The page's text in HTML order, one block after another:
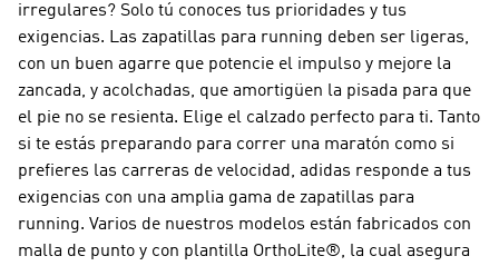
irregulares? Solo tú conoces tus prioridades y tus
exigencias. Las zapatillas para running deben ser ligeras,
con un buen agarre que potencie el impulso y mejore la
zancada, y acolchadas, que amortigüen la pisada para que
el pie no se resienta. Elige el calzado perfecto para ti. Tanto
si te estás preparando para correr una maratón como si
prefieres las carreras de velocidad, adidas responde a tus
exigencias con una amplia gama de zapatillas para
running. Varios de nuestros modelos están fabricados con
malla de punto y con plantilla OrthoLite®, la cual asegura